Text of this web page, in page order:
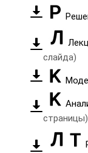
слайда)
страницы)